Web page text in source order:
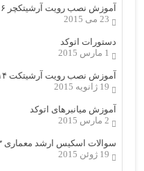
آموزش نصب رویت آرشیتکچر ۲۰۱۶
23 می 2015
دستورات اتوکد
1 مارس 2015
آموزش نصب رویت آرشیتکت ۲۰۱۴
19 ژانویه 2015
آموزش میانبرهای اتوکد
2 مارس 2015
سوالات اسکیس ارشد معماری ۹۳
19 ژوئن 2015